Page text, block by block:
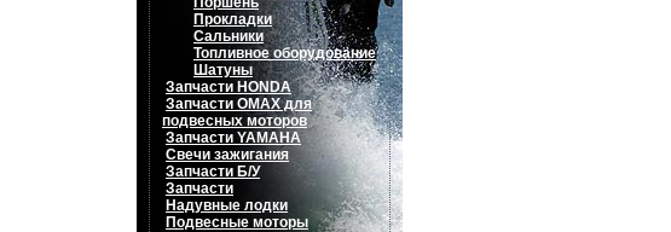
Прокладки
Сальники
Топливное оборудование
Шатуны
Запчасти HONDA
Запчасти OMAX для
подвесных моторов
Запчасти YAMAHA
Свечи зажигания
Запчасти Б/У
Запчасти
Надувные лодки
Подвесные моторы